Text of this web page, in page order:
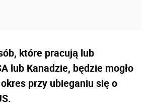
które pracują lub
lub Kanadzie, będzie mogło
przy ubieganiu się o